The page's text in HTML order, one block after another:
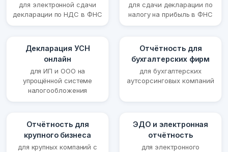
для электронной сдачи
декларации по НДС в ФНС
для сдачи декларации по
налогу на прибыль в ФНС
Декларация УСН
онлайн
для ИП и ООО на
упрощённой системе
налогообложения
Отчётность для
бухгалтерских фирм
для бухгалтерских
аутсорсинговых компаний
Отчётность для
крупного бизнеса
для крупных компаний с
ЭДО и электронная
отчётность
для электронного